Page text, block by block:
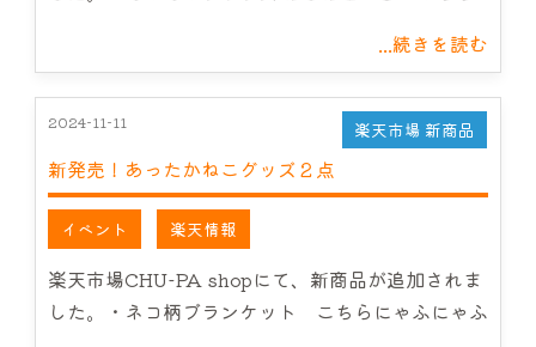
...続きを読む
2024-11-11
新発売！あったかねこグッズ２点
楽天市場 新商品
イベント 楽天情報
楽天市場CHU-PA shopにて、新商品が追加されま
した。・ネコ柄ブランケット こちらにゃふにゃふ